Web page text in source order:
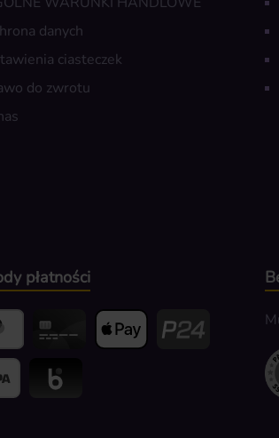
danych
ciasteczek
do zwrotu
płatności